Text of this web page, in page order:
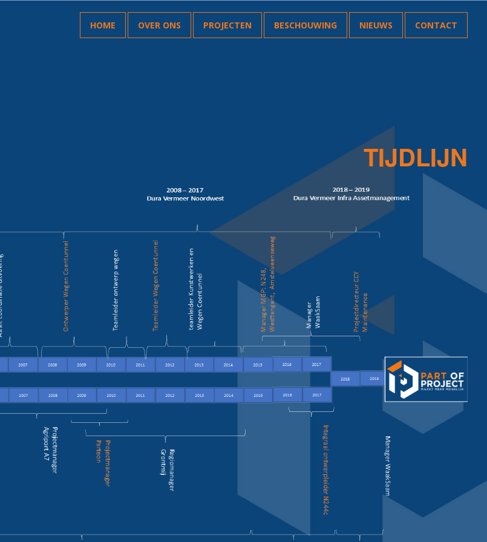
HOME OVER ONS PROJECTEN BESCHOUWING NIEUWS CONTACT
TIJDLIJN